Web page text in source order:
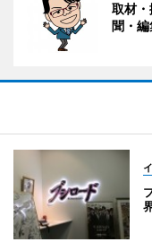
取材
聞・編